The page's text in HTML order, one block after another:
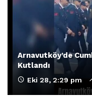
Arnavutköy’de
Kutlandı
Eki 28, 2:29 pm